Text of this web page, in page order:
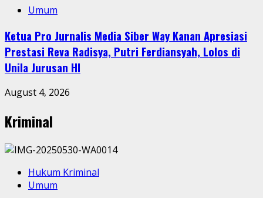
Umum
Ketua Pro Jurnalis Media Siber Way Kanan Apresiasi
Prestasi Reva Radisya, Putri Ferdiansyah, Lolos di
Unila Jurusan HI
August 4, 2026
Kriminal
Hukum Kriminal
Umum